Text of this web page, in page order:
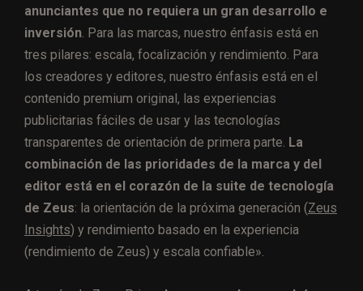
anunciantes que no requiera un gran desarrollo e
inversión . Para las marcas, nuestro énfasis está en
tres pilares: escala, focalización y rendimiento. Para
los creadores y editores, nuestro énfasis está en el
contenido premium original, las experiencias
publicitarias fáciles de usar y las tecnologías
transparentes de orientación de primera parte. La
combinación de las prioridades de la marca y del
editor está en el corazón de la suite de tecnología
de Zeus: la orientación de la próxima generación (Zeus
Insights) y rendimiento basado en la experiencia
(rendimiento de Zeus) y escala confiable».